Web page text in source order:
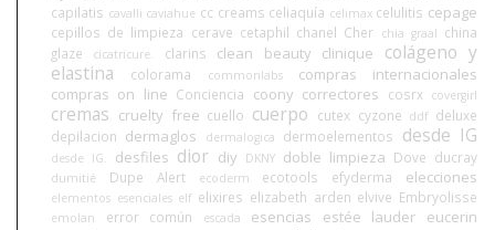
capilatis cavalli caviahue cc creams celiaquía celimax celulitis cepage
cepillos de limpieza cerave cetaphil chanel Cher chia graal china
glaze
cicatricure. clarins clean beauty clinique
colágeno y
elastina
colorama commonlabs
compras internacionales
compras on line Conciencia coony correctores cosrx covergirl
cremas cruelty free cuello cuerpo cutex cyzone ddf deluxe
depilacion dermaglos dermalogica dermoelementos desde IG
desde IG. desfiles dior diy DKNY doble limpieza Dove ducray
dumitié Dupe Alert ecoderm ecotools efyderma elecciones
elementos esenciales elf elixires elizabeth arden elvive Embryolisse
emolan error común escada esencias estée lauder eucerin